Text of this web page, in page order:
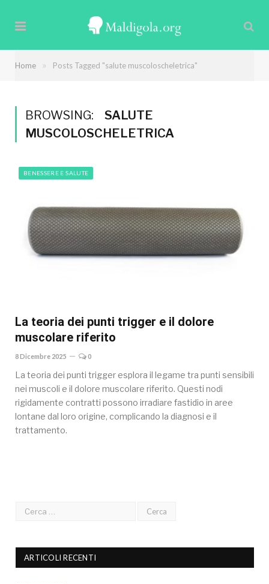
Home » Posts Tagged "salute muscoloscheletrica"
BROWSING:
SALUTE
MUSCOLOSCHELETRICA
BENESSERE E SALUTE
La teoria dei punti trigger e il dolore
muscolare riferito
8 Dicembre 2025 0
La teoria dei punti trigger esplora il legame tra punti sensibili
nei muscoli e il dolore muscolare riferito. Questi nodi
rigidamente contratti possono irradiare fastidio in aree
lontane dal loro origine, complicando la diagnosi e il
trattamento.
ARTICOLI RECENTI